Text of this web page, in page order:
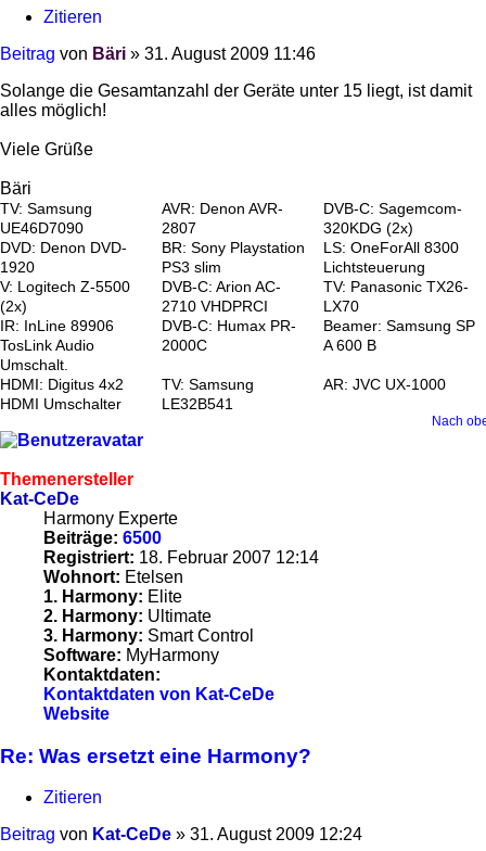
Zitieren
Beitrag von Bäri » 31. August 2009 11:46
Solange die Gesamtanzahl der Geräte unter 15 liegt, ist damit
alles möglich!
Viele Grüße
Bäri
TV: Samsung
UE46D7090
AVR: Denon AVR-
2807
DVB-C: Sagemcom-
320KDG (2x)
DVD: Denon DVD-
1920
BR: Sony Playstation
PS3 slim
LS: OneForAll 8300
Lichtsteuerung
V: Logitech Z-5500
(2x)
DVB-C: Arion AC-
2710 VHDPRCI
TV: Panasonic TX26-
LX70
IR: InLine 89906
TosLink Audio
Umschalt.
DVB-C: Humax PR-
2000C
Beamer: Samsung SP
A 600 B
HDMI: Digitus 4x2
HDMI Umschalter
TV: Samsung
LE32B541
AR: JVC UX-1000
Nach
Themenersteller
Kat-CeDe
Harmony Experte
Beiträge: 6500
Registriert: 18. Februar 2007 12:14
Wohnort: Etelsen
1. Harmony: Elite
2. Harmony: Ultimate
3. Harmony: Smart Control
Software: MyHarmony
Kontaktdaten:
Kontaktdaten von Kat-CeDe
Website
Re: Was ersetzt eine Harmony?
Zitieren
Beitrag von Kat-CeDe » 31. August 2009 12:24